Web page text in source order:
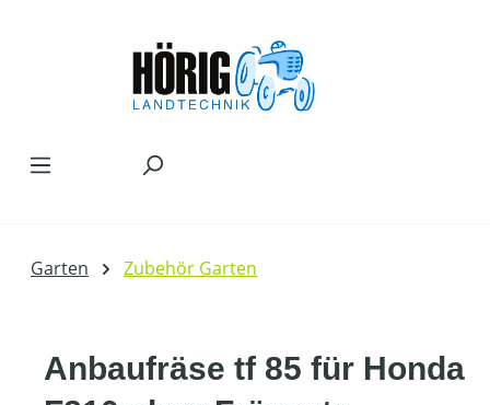
Garten Zubehör Garten
Anbaufräse tf 85 für Honda